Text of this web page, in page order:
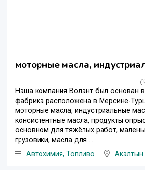
моторные масла,
Наша компания Волант был основан
фабрика расположена в Мерсине-
моторные масла, индустриальные
консистентные масла, продукты
основном для тяжёлых работ,
грузовики, масла для ...
Автохимия, Топливо
Акалтын